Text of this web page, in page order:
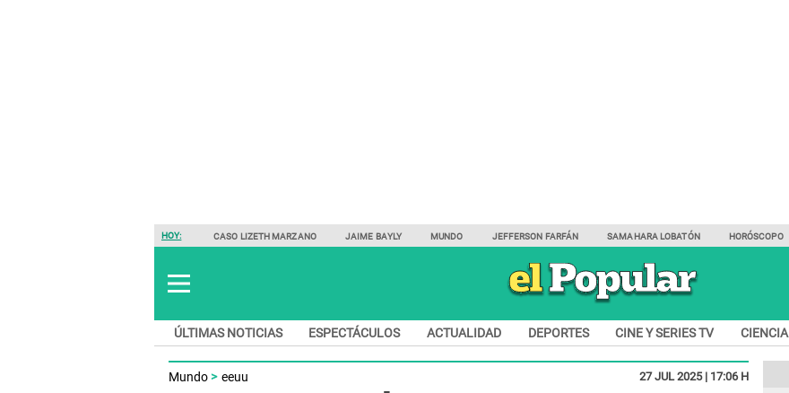
HOY: CASO LIZETH MARZANO JAIME BAYLY MUNDO JEFFERSON FARFÁN SAMAHARA LOBATÓN HORÓSCOPO
ÚLTIMAS NOTICIAS ESPECTÁCULOS ACTUALIDAD DEPORTES CINE Y SERIES TV CIENCIA
Mundo eeuu 27 JUL 2025 | 17:06 H